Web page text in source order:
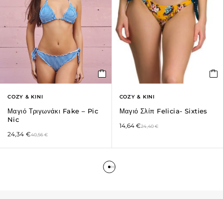
COZY & KINI
Μαγιό Τριγωνάκι Fake – Pic
Nic
40,56€
24,34 €
COZY & KINI
Μαγιό Σλίπ Felicia- Sixties
24,40€
14,64€